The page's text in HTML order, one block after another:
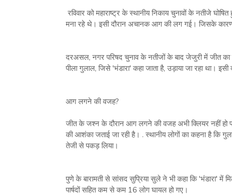
रविवार को महाराष्ट्र के स्थानीय निकाय चुनावों के नतीजे
मना रहे थे। इसी दौरान अचानक आग की लग गई। जिसके कारण
दरअसल, नगर परिषद चुनाव के नतीजों के बाद जेजुरी में जीत का
पीला गुलाल, जिसे 'भंडारा' कहा जाता है, उड़ाया जा रहा था।
आग लगने की वजह?
जीत के जश्न के दौरान आग लगने की वजह अभी क्लियर नहीं
की आशंका जताई जा रही है। . स्थानीय लोगों का कहना है कि
तेजी से पकड़ लिया।
पुणे के बारामती से सांसद सुप्रिया सुले ने भी कहा कि 'भंडारा' में
पार्षदों सहित कम से कम 16 लोग घायल हो गए।